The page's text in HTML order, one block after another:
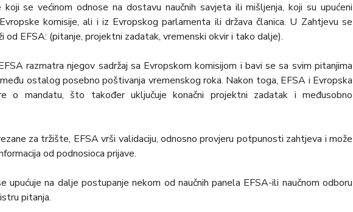
koji se većinom odnose na dostavu naučnih savjeta ili mišljenja, koji su upućeni
komisije, ali i iz Evropskog parlamenta ili država članica. U Zahtjevu se
od EFSA: (pitanje, projektni zadatak, vremenski okvir i tako dalje).
razmatra njegov sadržaj sa Evropskom komisijom i bavi se sa svim pitanjima
ostalog posebno poštivanja vremenskog roka. Nakon toga, EFSA i Evropska
o mandatu, što također uključuje konačni projektni zadatak i međusobno
za tržište, EFSA vrši validaciju, odnosno provjeru potpunosti zahtjeva i može
od podnosioca prijave.
upućuje na dalje postupanje nekom od naučnih panela EFSA-ili naučnom odboru
pitanja.